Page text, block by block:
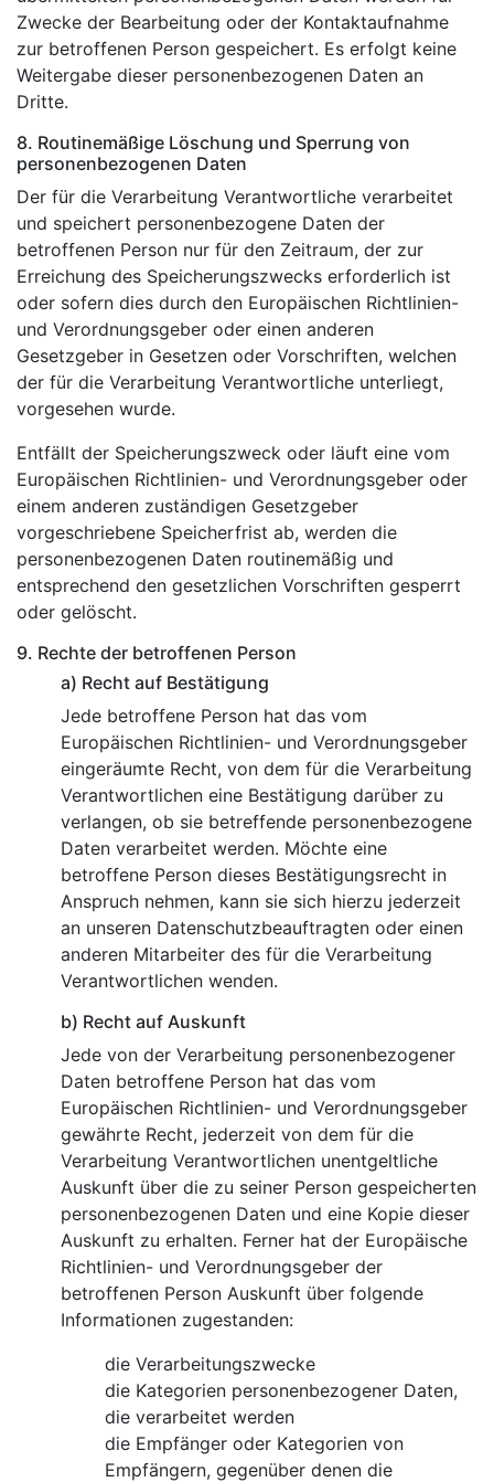
Zwecke der Bearbeitung oder der Kontaktaufnahme
zur betroffenen Person gespeichert. Es erfolgt keine
Weitergabe dieser personenbezogenen Daten an
Dritte.
8. Routinemäßige Löschung und Sperrung von
personenbezogenen Daten
Der für die Verarbeitung Verantwortliche verarbeitet
und speichert personenbezogene Daten der
betroffenen Person nur für den Zeitraum, der zur
Erreichung des Speicherungszwecks erforderlich ist
oder sofern dies durch den Europäischen Richtlinien-
und Verordnungsgeber oder einen anderen
Gesetzgeber in Gesetzen oder Vorschriften, welchen
der für die Verarbeitung Verantwortliche unterliegt,
vorgesehen wurde.
Entfällt der Speicherungszweck oder läuft eine vom
Europäischen Richtlinien- und Verordnungsgeber oder
einem anderen zuständigen Gesetzgeber
vorgeschriebene Speicherfrist ab, werden die
personenbezogenen Daten routinemäßig und
entsprechend den gesetzlichen Vorschriften gesperrt
oder gelöscht.
9. Rechte der betroffenen Person
a) Recht auf Bestätigung
Jede betroffene Person hat das vom
Europäischen Richtlinien- und Verordnungsgeber
eingeräumte Recht, von dem für die Verarbeitung
Verantwortlichen eine Bestätigung darüber zu
verlangen, ob sie betreffende personenbezogene
Daten verarbeitet werden. Möchte eine
betroffene Person dieses Bestätigungsrecht in
Anspruch nehmen, kann sie sich hierzu jederzeit
an unseren Datenschutzbeauftragten oder einen
anderen Mitarbeiter des für die Verarbeitung
Verantwortlichen wenden.
b) Recht auf Auskunft
Jede von der Verarbeitung personenbezogener
Daten betroffene Person hat das vom
Europäischen Richtlinien- und Verordnungsgeber
gewährte Recht, jederzeit von dem für die
Verarbeitung Verantwortlichen unentgeltliche
Auskunft über die zu seiner Person gespeicherten
personenbezogenen Daten und eine Kopie dieser
Auskunft zu erhalten. Ferner hat der Europäische
Richtlinien- und Verordnungsgeber der
betroffenen Person Auskunft über folgende
Informationen zugestanden:
die Verarbeitungszwecke
die Kategorien personenbezogener Daten,
die verarbeitet werden
die Empfänger oder Kategorien von
Empfängern, gegenüber denen die